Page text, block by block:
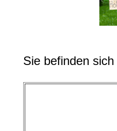
Sie befinden